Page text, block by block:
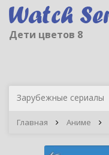
Дети цветов 8
Зарубежные сериалы
Главная Аниме